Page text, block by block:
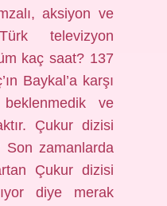
aksiyon ve
televizyon
kaç saat? 137
Baykal’a karşı
beklenmedik ve
Çukur dizisi
Son zamanlarda
Çukur dizisi
diye merak